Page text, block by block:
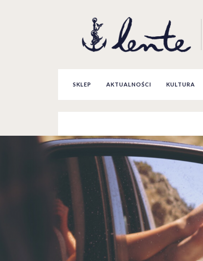
SKLEP AKTUALNOŚCI KULTURA